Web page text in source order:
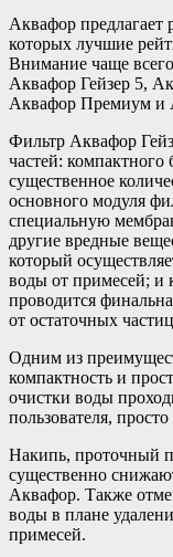
Аквафор предлагает
которых лучшие
Внимание чаще
Аквафор Гейзер 5,
Аквафор Премиум и
Фильтр Аквафор
частей: компактного
существенное
основного модуля
специальную
другие вредные
который
воды от примесей; и
проводится
от остаточных
Одним из
компактность и
очистки воды
пользователя,
Накипь, проточный
существенно
Аквафор. Также
воды в плане
примесей.